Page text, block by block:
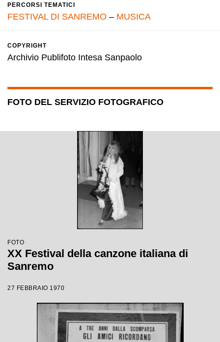
PERCORSI TEMATICI
FESTIVAL DI SANREMO – MUSICA
COPYRIGHT
Archivio Publifoto Intesa Sanpaolo
FOTO DEL SERVIZIO FOTOGRAFICO
FOTO
XX Festival della canzone italiana di
Sanremo
27 FEBBRAIO 1970